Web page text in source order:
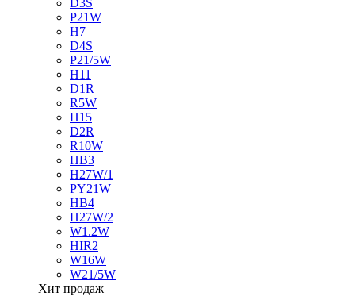
D3S
P21W
H7
D4S
P21/5W
H11
D1R
R5W
H15
D2R
R10W
HB3
H27W/1
PY21W
HB4
H27W/2
W1.2W
HIR2
W16W
W21/5W
Хит продаж